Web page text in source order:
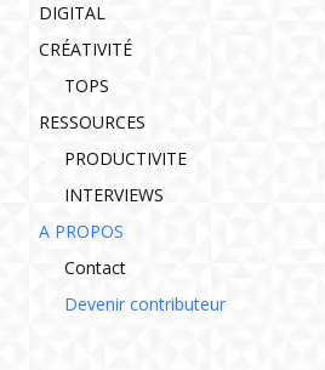
DIGITAL
CRÉATIVITÉ
TOPS
RESSOURCES
PRODUCTIVITE
INTERVIEWS
A PROPOS
Contact
Devenir contributeur